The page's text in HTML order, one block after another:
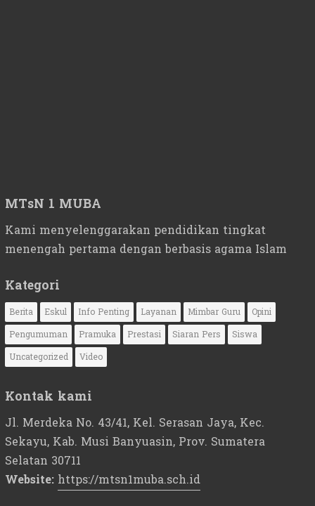
MTsN 1 MUBA
Kami menyelenggarakan pendidikan tingkat
menengah pertama dengan berbasis agama Islam
Kategori
Berita Eskul Info Penting Layanan Mimbar Guru
Opini
Pengumuman
Pramuka Prestasi Siaran Pers
Siswa
Uncategorized
Video
Kontak kami
Jl. Merdeka No. 43/41, Kel. Serasan Jaya, Kec.
Sekayu, Kab. Musi Banyuasin, Prov. Sumatera
Selatan 30711
Website: https://mtsn1muba.sch.id